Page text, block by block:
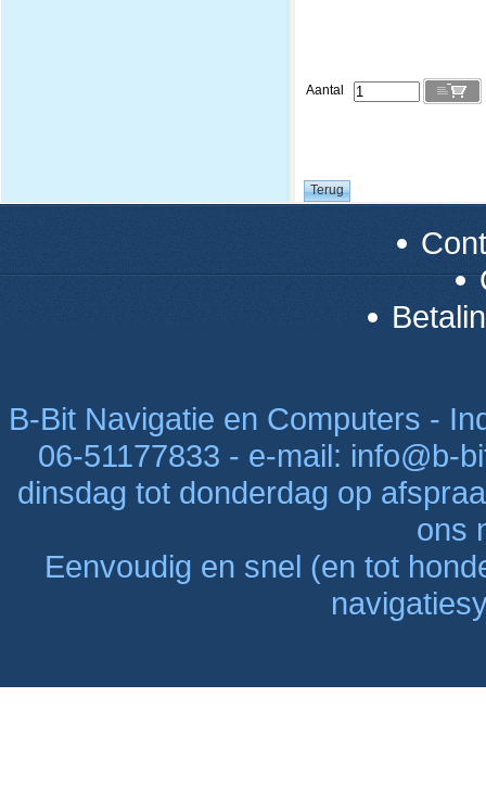
Aantal
B-Bit Navigatie en Computers -
06-51177833 - e-mail: info@b-
dinsdag tot donderdag op
ons
Eenvoudig en snel (en tot